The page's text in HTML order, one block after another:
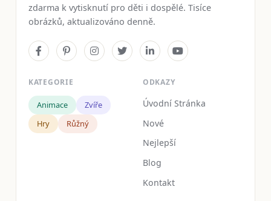
zdarma k vytisknutí pro děti i dospělé. Tisíce
obrázků, aktualizováno denně.
KATEGORIE
Animace
Zvíře
Hry
Růžný
ODKAZY
Úvodní Stránka
Nové
Nejlepší
Blog
Kontakt